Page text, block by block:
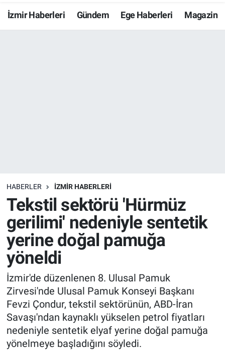
İzmir Haberleri Gündem Ege Haberleri Magazin
HABERLER İZMİR HABERLERİ
Tekstil sektörü 'Hürmüz
gerilimi' nedeniyle sentetik
yerine doğal pamuğa
yöneldi
İzmir'de düzenlenen 8. Ulusal Pamuk
Zirvesi'nde Ulusal Pamuk Konseyi Başkanı
Fevzi Çondur, tekstil sektörünün, ABD-İran
Savaşı'ndan kaynaklı yükselen petrol fiyatları
nedeniyle sentetik elyaf yerine doğal pamuğa
yönelmeye başladığını söyledi.
Resmi İlanlar